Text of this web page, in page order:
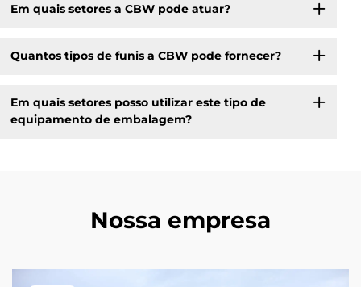
Em quais setores a CBW pode atuar?
Quantos tipos de funis a CBW pode fornecer?
Em quais setores posso utilizar este tipo de
equipamento de embalagem?
Nossa empresa